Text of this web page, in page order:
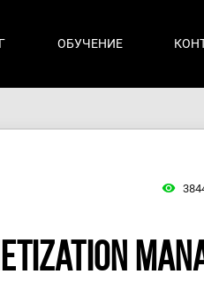
ОБУЧЕНИЕ